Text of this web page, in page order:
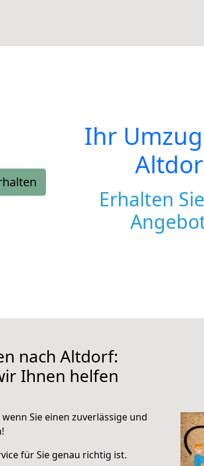
Ihr
Erhalten
nach Altdorf:
Ihnen helfen
wenn Sie einen zuverlässige und
für Sie genau richtig ist.